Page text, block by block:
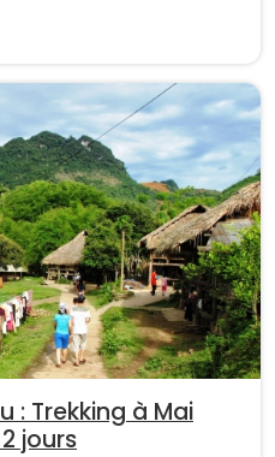
: Trekking à Mai
jours